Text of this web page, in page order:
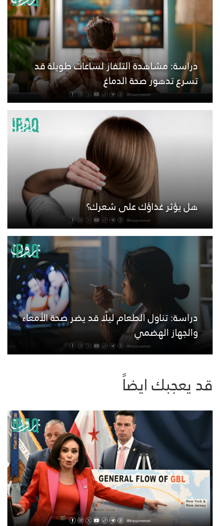
دراسة: مشاهدة التلفاز لساعات طويلة قد
تسرع تدهور صحة الدماغ
هل يؤثر غذاؤك على شعرك؟
دراسة: تناول الطعام ليلًا قد يضر صحة الأمعاء
والجهاز الهضمي
قد يعجبك ايضاً